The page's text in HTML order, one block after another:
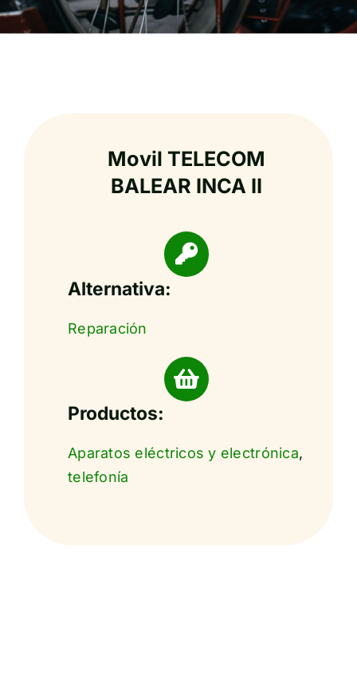
Movil TELECOM
BALEAR INCA II
Alternativa:
Reparación
Productos:
Aparatos eléctricos y electrónica,
telefonía